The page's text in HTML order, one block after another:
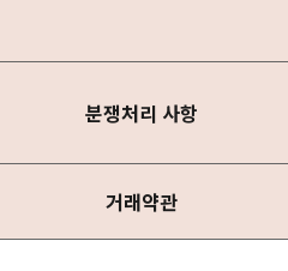
분쟁처리 사항
거래약관